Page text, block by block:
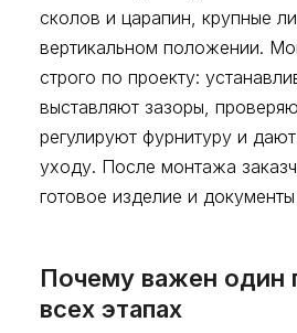
сколов и царапин, крупные
вертикальном положении.
строго по проекту:
выставляют зазоры,
регулируют фурнитуру и
уходу. После монтажа
готовое изделие и
Почему важен один
всех этапах